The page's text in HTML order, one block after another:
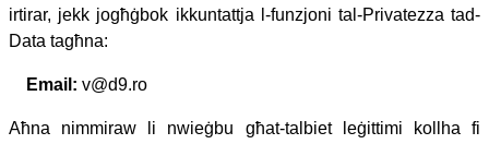
irtirar, jekk jogħġbok ikkuntattja l-funzjoni tal-Privatezza tad-
Data tagħna:
Email: v@d9.ro
Aħna nimmiraw li nwieġbu għat-talbiet leġittimi kollha fi